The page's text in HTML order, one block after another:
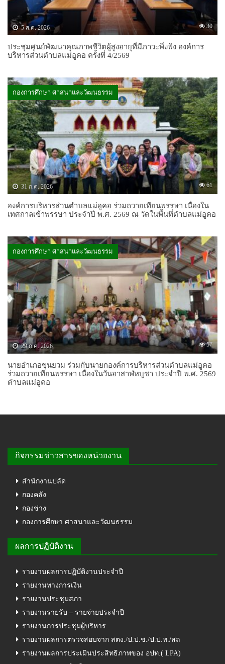
5 ส.ค. 2026 30
ประชุมศูนย์พัฒนาคุณภาพชีวิตผู้สูงอายุที่มีภาวะพึ่งพิง องค์การ
บริหารส่วนตำบลแม่อูคอ ครั้งที่ 4/2569
กองการศึกษา ศาสนาและวัฒนธรรม
31 ก.ค. 2026 61
องค์การบริหารส่วนตำบลแม่อูคอ ร่วมถวายเทียนพรรษา เนื่องใน
เทศกาลเข้าพรรษา ประจำปี พ.ศ. 2569 ณ วัดในพื้นที่ตำบลแม่อูคอ
กองการศึกษา ศาสนาและวัฒนธรรม
29 ก.ค. 2026 57
นายอำเภอขุนยวม ร่วมกับนายกองค์การบริหารส่วนตำบลแม่อูคอ
ร่วมถวายเทียนพรรษา เนื่องในวันอาสาฬหบูชา ประจำปี พ.ศ. 2569
ตำบลแม่อูคอ
กิจกรรมข่าวสารของหน่วยงาน
สำนักงานปลัด
กองคลัง
กองช่าง
กองการศึกษา ศาสนาและวัฒนธรรม
ผลการปฏิบัติงาน
รายงานผลการปฏิบัติงานประจำปี
รายงานทางการเงิน
รายงานประชุมสภา
รายงานรายรับ – รายจ่ายประจำปี
รายงานการประชุมผู้บริหาร
รายงานผลการตรวจสอบจาก สตง./ป.ป.ช./ป.ป.ท./สถ
รายงานผลการประเมินประสิทธิภาพของ อปท.( LPA)